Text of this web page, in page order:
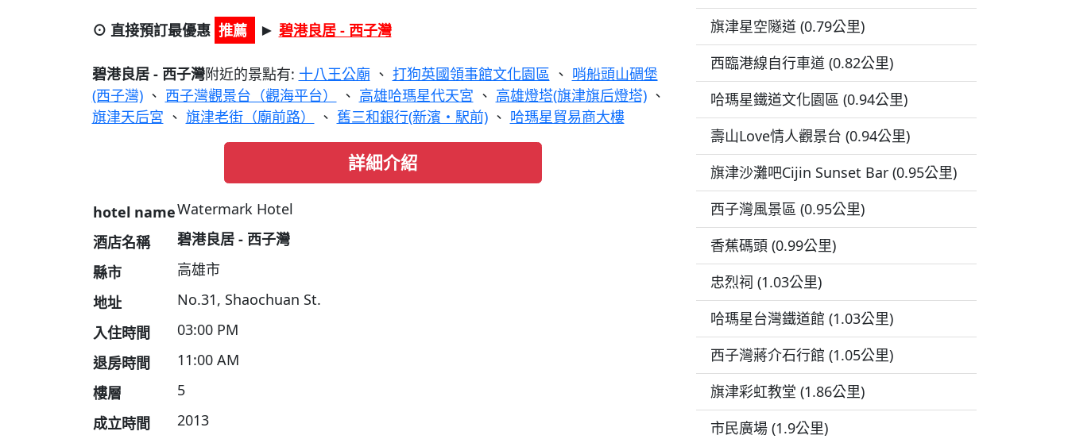
⊙ 直接預訂最優惠 推薦 ► 碧港良居 - 西子灣
碧港良居 - 西子灣附近的景點有: 十八王公廟 、 打狗英國領事館文化園區 、 哨船頭山碉堡
(西子灣)、 西子灣觀景台（觀海平台） 、 高雄哈瑪星代天宮 、 高雄燈塔(旗津旗后燈塔)、
旗津天后宮 、 旗津老街（廟前路） 、 舊三和銀行(新濱・駅前)、 哈瑪星貿易商大樓
詳細介紹
hotel nameWatermark Hotel
酒店名稱
碧港良居 - 西子灣
縣市
高雄市
地址
No.31, Shaochuan St.
入住時間
03:00 PM
退房時間
11:00 AM
樓層
5
成立時間
2013
旗津星空隧道 (0.79公里)
西臨港線自行車道 (0.82公里)
哈瑪星鐵道文化園區 (0.94公里)
壽山Love情人觀景台 (0.94公里)
旗津沙灘吧Cijin Sunset Bar (0.95公里)
西子灣風景區 (0.95公里)
香蕉碼頭 (0.99公里)
忠烈祠 (1.03公里)
哈瑪星台灣鐵道館 (1.03公里)
西子灣蔣介石行館 (1.05公里)
旗津彩虹教堂 (1.86公里)
市民廣場 (1.9公里)